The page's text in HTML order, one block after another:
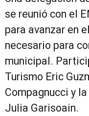
se reunió con el
para avanzar en
necesario para
municipal.
Turismo Eric
Compagnucci y
Julia Garisoain.